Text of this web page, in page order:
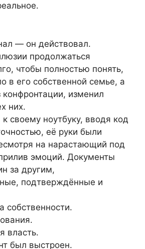
— он действовал.
продолжаться
чтобы полностью понять,
в его собственной семье, а
конфронтации, изменил
них.
своему ноутбуку, вводя код
её руки были
на нарастающий под
эмоций. Документы
за другим,
подтверждённые и
собственности.
власть.
был выстроен.